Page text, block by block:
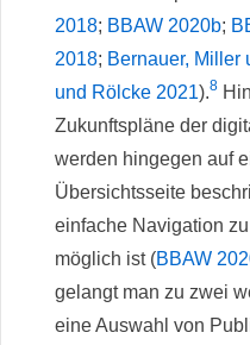
2018; BBAW 2020b;
2018; Bernauer, Miller
und Rölcke 2021).8
Zukunftspläne der
werden hingegen auf
Übersichtsseite
einfache Navigation
möglich ist (BBAW
gelangt man zu zwei
eine Auswahl von